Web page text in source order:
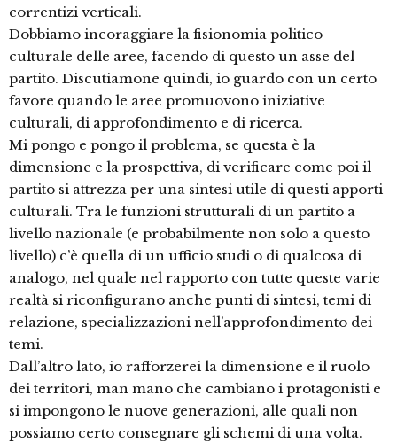
correntizi verticali.
Dobbiamo incoraggiare la fisionomia politico-
culturale delle aree, facendo di questo un asse del
partito. Discutiamone quindi, io guardo con un certo
favore quando le aree promuovono iniziative
culturali, di approfondimento e di ricerca.
Mi pongo e pongo il problema, se questa è la
dimensione e la prospettiva, di verificare come poi il
partito si attrezza per una sintesi utile di questi apporti
culturali. Tra le funzioni strutturali di un partito a
livello nazionale (e probabilmente non solo a questo
livello) c’è quella di un ufficio studi o di qualcosa di
analogo, nel quale nel rapporto con tutte queste varie
realtà si riconfigurano anche punti di sintesi, temi di
relazione, specializzazioni nell’approfondimento dei
temi.
Dall’altro lato, io rafforzerei la dimensione e il ruolo
dei territori, man mano che cambiano i protagonisti e
si impongono le nuove generazioni, alle quali non
possiamo certo consegnare gli schemi di una volta.